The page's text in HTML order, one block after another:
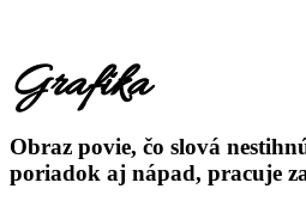
Grafika
Obraz povie, čo slová
poriadok aj nápad, pracuje